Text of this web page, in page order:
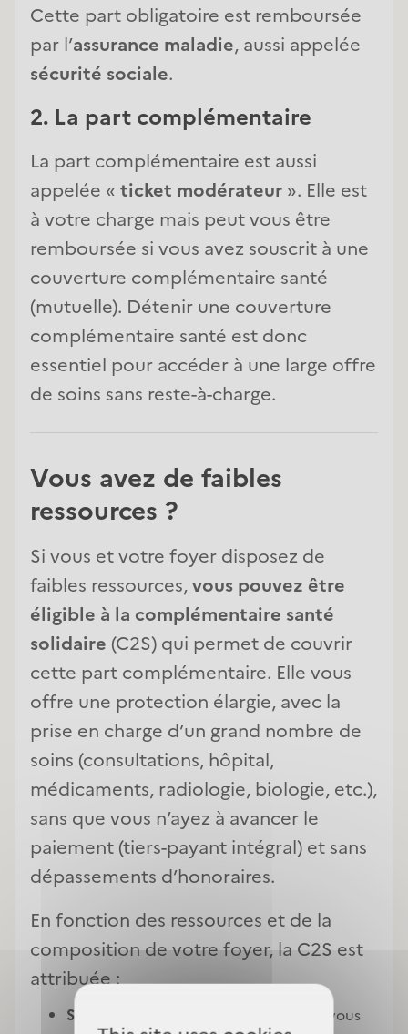
Cette part obligatoire est remboursée
par l’assurance maladie, aussi appelée
sécurité sociale.
2. La part complémentaire
La part complémentaire est aussi
appelée « ticket modérateur ». Elle est
à votre charge mais peut vous être
remboursée si vous avez souscrit à une
couverture complémentaire santé
(mutuelle). Détenir une couverture
complémentaire santé est donc
essentiel pour accéder à une large offre
de soins sans reste-à-charge.
Vous avez de faibles
ressources ?
Si vous et votre foyer disposez de
faibles ressources,vous pouvez être
éligible à la complémentaire santé
solidaire (C2S) qui permet de couvrir
cette part complémentaire. Elle vous
offre une protection élargie, avec la
prise en charge d’un grand nombre de
soins (consultations, hôpital,
médicaments, radiologie, biologie, etc.),
sans que vous n’ayez à avancer le
paiement (tiers-payant intégral) et sans
dépassements d’honoraires.
En fonction des ressources et de la
composition de votre foyer, la C2S est
attribuée :
Soit sans contribution de votre part
, vous